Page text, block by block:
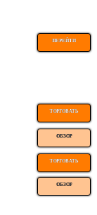
ПЕРЕЙТИ
ТОРГОВАТЬ
ОБЗОР
ТОРГОВАТЬ
ОБЗОР